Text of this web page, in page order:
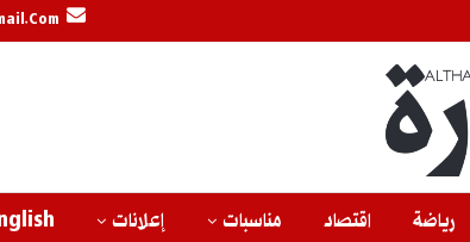
رياضة اقتصاد مناسبات إعلانات